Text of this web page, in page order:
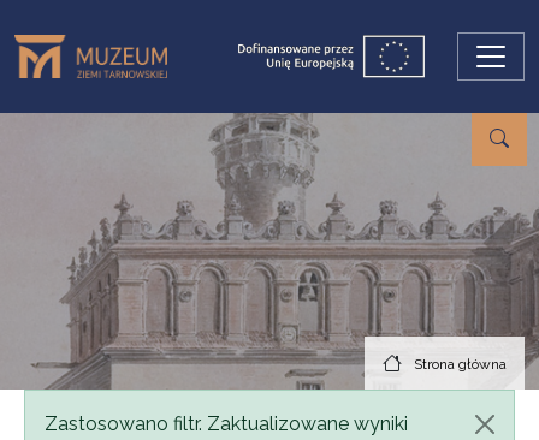
Strona główna
Komunikat
Zastosowano filtr. Zaktualizowane wyniki